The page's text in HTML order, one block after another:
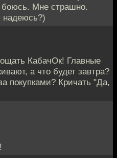
боюсь. Мне страшно.
надеюсь?)
КабачОк! Главные
а что будет завтра?
покупками? Кричать "Да,